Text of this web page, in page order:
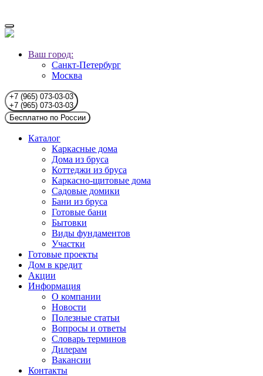
Ваш город:
Санкт-Петербург
Москва
+7 (965) 073-03-03
+7 (965) 073-03-03
Бесплатно по России
Каталог
Каркасные дома
Дома из бруса
Коттеджи из бруса
Каркасно-щитовые дома
Садовые домики
Бани из бруса
Готовые бани
Бытовки
Виды фундаментов
Участки
Готовые проекты
Дом в кредит
Акции
Информация
О компании
Новости
Полезные статьи
Вопросы и ответы
Словарь терминов
Дилерам
Вакансии
Контакты